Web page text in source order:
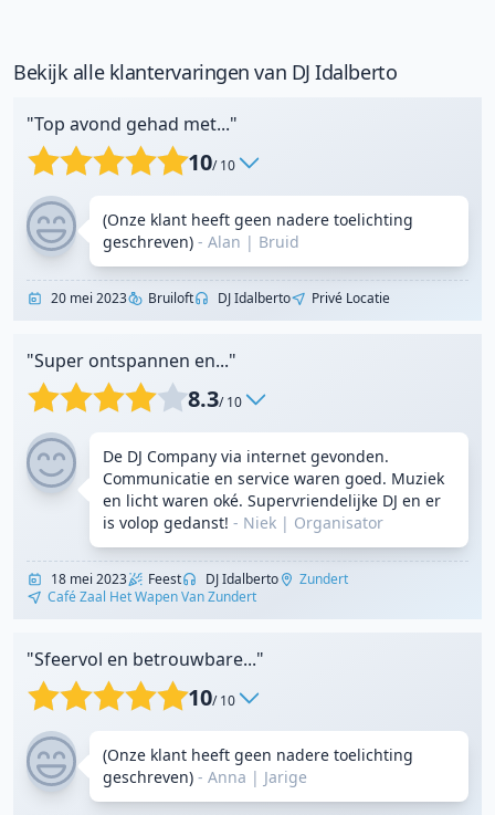
Bekijk alle klantervaringen van DJ Idalberto
"Top avond gehad met..."
10/ 10
(Onze klant heeft geen nadere toelichting
geschreven) - Alan | Bruid
20 mei 2023 Bruiloft DJ Idalberto Privé Locatie
"Super ontspannen en..."
8.3/ 10
De DJ Company via internet gevonden.
Communicatie en service waren goed. Muziek
en licht waren oké. Supervriendelijke DJ en er
is volop gedanst! - Niek | Organisator
18 mei 2023 Feest DJ Idalberto
Zundert
Café Zaal Het Wapen Van Zundert
"Sfeervol en betrouwbare..."
10/ 10
(Onze klant heeft geen nadere toelichting
geschreven) - Anna | Jarige